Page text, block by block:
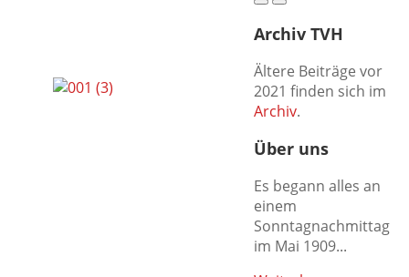
Archiv TVH
Ältere Beiträge vor
2021 finden sich im
Archiv.
Über uns
Es begann alles an
einem
Sonntagnachmittag
im Mai 1909...